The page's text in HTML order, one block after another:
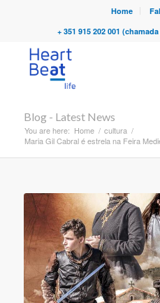
Home
+ 351 915 202 001
Blog - Latest News
You are here: Home / cultura /
Maria Gil Cabral é estrela na Feira